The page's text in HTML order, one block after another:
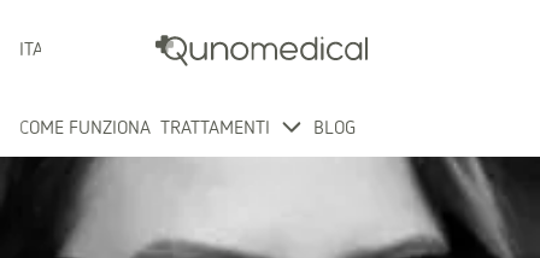
ITALIANO
COME FUNZIONA TRATTAMENTI BLOG